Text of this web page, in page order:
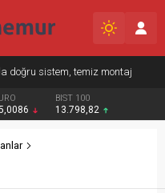
doğru sistem, temiz montaj
BIST 100
13.798,82